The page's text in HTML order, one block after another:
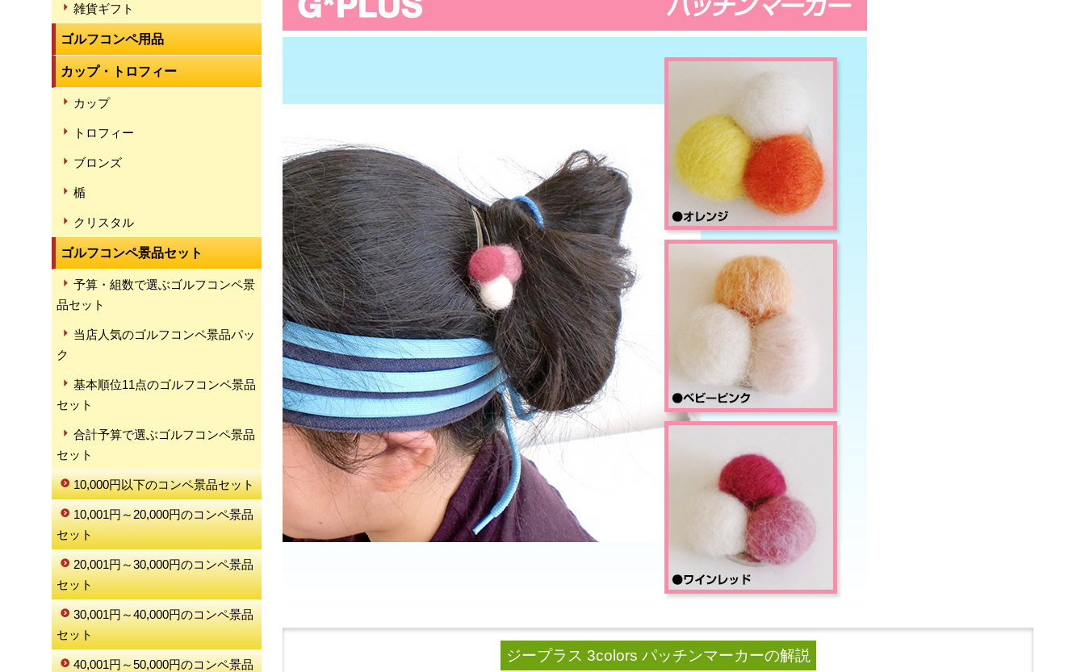
雑貨ギフト
ゴルフコンペ用品
カップ・トロフィー
カップ
トロフィー
ブロンズ
楯
クリスタル
ゴルフコンペ景品セット
予算・組数で選ぶゴルフコンペ景
品セット
当店人気のゴルフコンペ景品パッ
ク
基本順位11点のゴルフコンペ景品
セット
合計予算で選ぶゴルフコンペ景品
セット
10,000円以下のコンペ景品セット
10,001円～20,000円のコンペ景品
セット
20,001円～30,000円のコンペ景品
セット
30,001円～40,000円のコンペ景品
セット
40,001円～50,000円のコンペ景品
ジープラス 3colors パッチンマーカーの解説